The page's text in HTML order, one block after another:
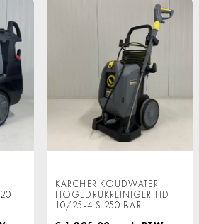
KARCHER KOUDWATER
HOGEDRUKREINIGER HD
10/25-4 S 250 BAR